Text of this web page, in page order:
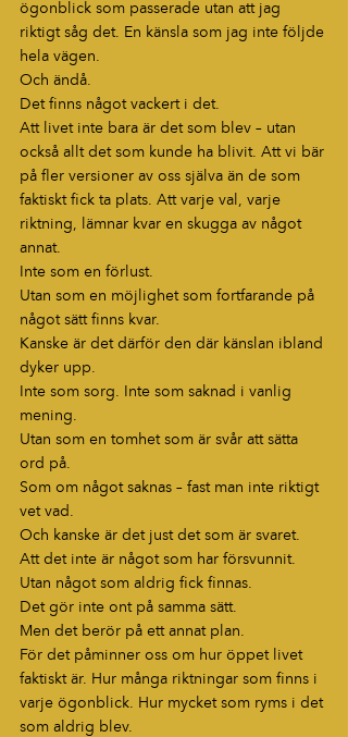
ögonblick som passerade utan att jag
riktigt såg det. En känsla som jag inte följde
hela vägen.
Och ändå.
Det finns något vackert i det.
Att livet inte bara är det som blev – utan
också allt det som kunde ha blivit. Att vi bär
på fler versioner av oss själva än de som
faktiskt fick ta plats. Att varje val, varje
riktning, lämnar kvar en skugga av något
annat.
Inte som en förlust.
Utan som en möjlighet som fortfarande på
något sätt finns kvar.
Kanske är det därför den där känslan ibland
dyker upp.
Inte som sorg. Inte som saknad i vanlig
mening.
Utan som en tomhet som är svår att sätta
ord på.
Som om något saknas – fast man inte riktigt
vet vad.
Och kanske är det just det som är svaret.
Att det inte är något som har försvunnit.
Utan något som aldrig fick finnas.
Det gör inte ont på samma sätt.
Men det berör på ett annat plan.
För det påminner oss om hur öppet livet
faktiskt är. Hur många riktningar som finns i
varje ögonblick. Hur mycket som ryms i det
som aldrig blev.